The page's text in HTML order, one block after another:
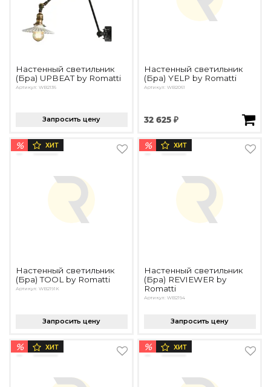
Настенный светильник
(Бра) UPBEAT by Romatti
Артикул: WB2136
Запросить цену
Настенный светильник
(Бра) YELP by Romatti
Артикул: WB2061
32 625 ₽
% ХИТ
Настенный светильник
(Бра) TOOL by Romatti
Артикул: WB2191K
Запросить цену
% ХИТ
Настенный светильник
(Бра) REVIEWER by
Romatti
Артикул: WB2194
Запросить цену
% ХИТ % ХИТ